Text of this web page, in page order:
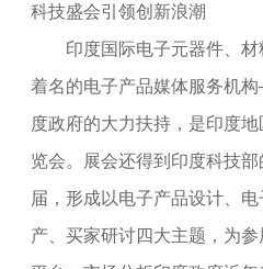
科技盛会引领创新浪潮
印度国际电子元器件、材
着名的电子产品媒体服务机
度政府的大力扶持，是印度
览会。展会还得到印度科技
届，形成以电子产品设计、
产、买家研讨四大主题，为